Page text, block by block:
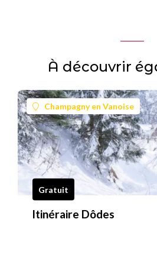
À découvrir
Champagny en Vanoise
Gratuit
Itinéraire Dôdes